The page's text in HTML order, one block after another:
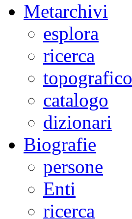
Metarchivi
esplora
ricerca
topografico
catalogo
dizionari
Biografie
persone
Enti
ricerca